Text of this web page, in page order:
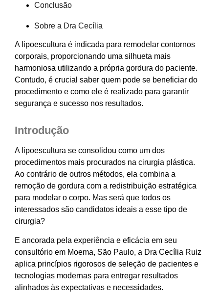
Conclusão
Sobre a Dra Cecília
A lipoescultura é indicada para remodelar contornos
corporais, proporcionando uma silhueta mais
harmoniosa utilizando a própria gordura do paciente.
Contudo, é crucial saber quem pode se beneficiar do
procedimento e como ele é realizado para garantir
segurança e sucesso nos resultados.
Introdução
A lipoescultura se consolidou como um dos
procedimentos mais procurados na cirurgia plástica.
Ao contrário de outros métodos, ela combina a
remoção de gordura com a redistribuição estratégica
para modelar o corpo. Mas será que todos os
interessados são candidatos ideais a esse tipo de
cirurgia?
E ancorada pela experiência e eficácia em seu
consultório em Moema, São Paulo, a Dra Cecília Ruiz
aplica princípios rigorosos de seleção de pacientes e
tecnologias modernas para entregar resultados
alinhados às expectativas e necessidades.